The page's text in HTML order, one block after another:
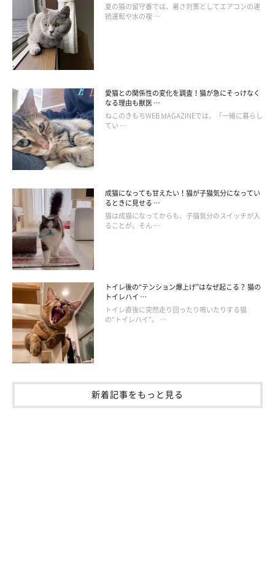
考えられるでしょう。
スヤスヤ眠る赤ちゃんのそばで優しい目をむけているのは、茶々
丸くん。一番小さい赤ちゃんを見守るのが、茶々丸くんの仕事に
家猫が人の赤ちゃんを見守るような行動をとるのは、単なる偶然
ではありません。幼い存在を前に母性が目覚め、守ろうとしてい
るのでしょう。赤ちゃんの護衛が1匹増えたと思うと家族も心強
いですね。
お話を伺った先生／小野寺温先生（帝京科学大学講師 動物看護
師）
参考／「ねこのきもち」2022年8月号『喜怒哀楽に嫉妬や感謝…
専門家が判定します 猫にある？ ない？ この気持ち』
文／小崎華
※写真はスマホアプリ「いぬ・ねこのきもち」で投稿されたもの
です。
夏の猫の留守番では、暑さ対策としてエアコンの連
続運転や水の複 …
愛猫との関係性の変化を調査！猫が急にそっけなく
なる理由も獣医 …
ねこのきもちWEB MAGAZINEでは、「一緒に暮らし
てい …
成猫になっても甘えたい！猫が子猫気分になってい
るときに見せる …
猫は成猫になってからも、子猫気分のスイッチが入
ることが。そん …
トイレ後の“テンション爆上げ”はなぜ起こる？ 猫の
トイレハイ …
トイレ直後に突然走り回ったり鳴いたりする猫
の“トイレハイ”。 …
新着記事をもっと見る